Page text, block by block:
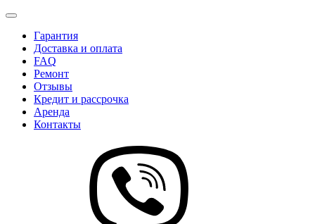
Гарантия
Доставка и оплата
FAQ
Ремонт
Отзывы
Кредит и рассрочка
Аренда
Контакты